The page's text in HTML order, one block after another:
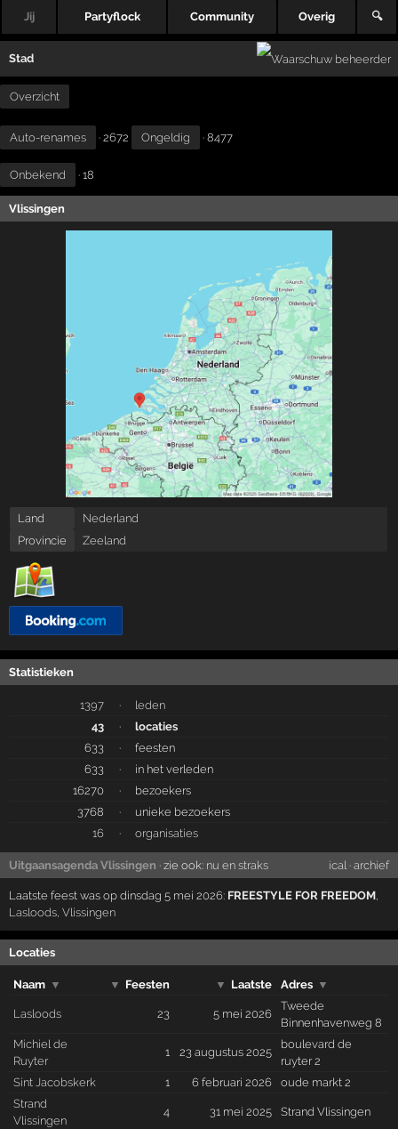
Jij Partyflock Community Overig 🔍
Stad
Overzicht
Auto-renames · 2672 Ongeldig · 8477
Onbekend · 18
Vlissingen
Land
Nederland
Provincie
Zeeland
Statistieken
1397 ·
leden
43
·
locaties
633
·
feesten
633
·
in het verleden
16270
·
bezoekers
3768
·
unieke bezoekers
16
· organisaties
Uitgaansagenda Vlissingen · zie ook: nu en straks ical· archief
Laatste feest was op dinsdag 5 mei 2026: FREESTYLE FOR FREEDOM,
Lasloods,Vlissingen
Locaties
Naam ▼ ▼ Feesten ▼ Laatste Adres ▼
Lasloods 23 5 mei 2026
Tweede
Binnenhavenweg 8
Michiel de
Ruyter
1 23 augustus 2025
boulevard de
ruyter 2
Sint Jacobskerk
1 6 februari 2026
oude markt 2
Strand
Vlissingen
4 31 mei 2025 Strand Vlissingen